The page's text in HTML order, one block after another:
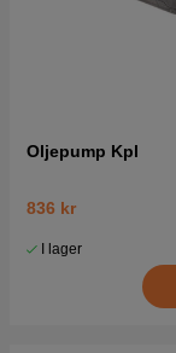
Oljepump Kpl
836 kr
I lager